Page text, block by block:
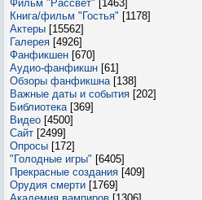
Фильм "Рассвет" [1463]
Книга/фильм "Гостья" [1178]
Актеры [15562]
Галерея [4926]
Фанфикшен [670]
Аудио-фанфикшн [61]
Обзоры фанфикшна [138]
Важные даты и события [202]
Библиотека [369]
Видео [4500]
Сайт [2499]
Опросы [172]
"Голодные игры" [6405]
Прекрасные создания [409]
Орудия смерти [1769]